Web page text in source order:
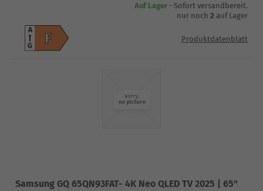
Auf Lager - Sofort versandbereit.
nur noch 2 auf Lager
F
A
G
Produktdatenblatt
Samsung GQ 65QN93FAT- 4K Neo QLED TV 2025 | 65"